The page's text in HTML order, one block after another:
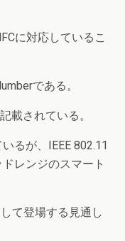
に対応しているこ
である。
載されている。
るが、IEEE 802.11
レンジのスマート
て登場する見通し